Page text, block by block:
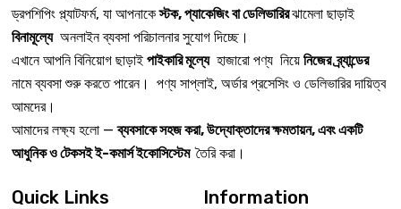
ড্রপশিপিং প্ল্যাটফর্ম, যা আপনাকেস্টক, প্যাকেজিং বা ডেলিভারিরঝামেলা ছাড়াই
বিনামূল্যেঅনলাইন ব্যবসা পরিচালনার সুযোগ দিচ্ছে।
এখানে আপনি বিনিয়োগ ছাড়াই পাইকারি মূল্যেহাজারো পণ্য নিয়ে নিজের ব্র্যান্ডের
নামে ব্যবসা শুরু করতে পারেন। পণ্য সাপ্লাই, অর্ডার প্রসেসিং ও ডেলিভারির দায়িত্ব
আমদের।
আমাদের লক্ষ্য হলো —ব্যবসাকে সহজ করা, উদ্যোক্তাদের ক্ষমতায়ন, এবং একটি
আধুনিক ও টেকসই ই-কমার্স ইকোসিস্টেম তৈরি করা।
Quick Links Information